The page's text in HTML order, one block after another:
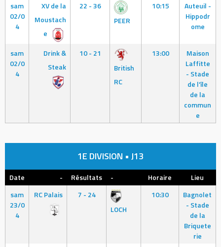
sam
02/0
4
XV de la
Moustach
e
22 - 36
PEER
10:15
Auteuil -
Hippodr
ome
sam
02/0
4
Drink &
Steak
10 - 21
British
RC
13:00
Maison
Laffitte
- Stade
de l'île
de la
commun
e
1E DIVISION • J13
Date - Résultats - Horaire
Lieu
sam
23/0
4
RC Palais
7 - 24
LOCH
10:30
Bagnolet
- Stade
de la
Briquete
rie